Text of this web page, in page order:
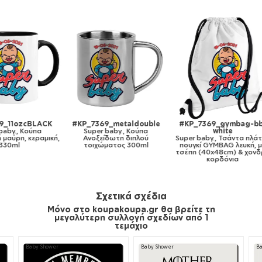
#KP_7369_metaldouble
Super baby., Κούπα
Ανοξείδωτη διπλού
τοιχώματος 300ml
#KP_7369_gymbag-bb-
white
Super baby., Τσάντα πλάτης
πουγκί GYMBAG λευκή, με
τσέπη (40x48cm) & χονδρά
κορδόνια
Σχετικά σχέδια
Μόνο στο koupakoupa.gr θα βρείτε τη
μεγαλύτερη συλλογή σχεδίων από 1
τεμάχιο
Baby Shower Baby Shower